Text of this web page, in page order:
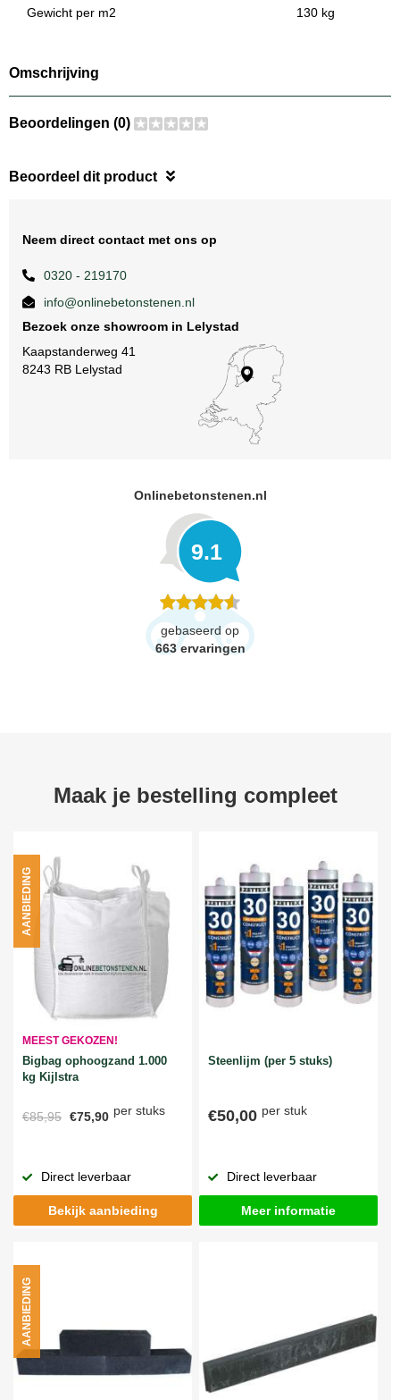
Gewicht per m2 130 kg
Omschrijving
Beoordelingen (0)
Beoordeel dit product
Neem direct contact met ons op
0320 - 219170
info@onlinebetonstenen.nl
Bezoek onze showroom in Lelystad
Kaapstanderweg 41
8243 RB Lelystad
Onlinebetonstenen.nl
9.1
gebaseerd op
663 ervaringen
Maak je bestelling compleet
MEEST GEKOZEN!
Bigbag ophoogzand 1.000
kg Kijlstra
€85,95 €75,90 per stuks
AANBIEDING
Direct leverbaar
Bekijk aanbieding
Steenlijm (per 5 stuks)
€50,00 per stuk
Direct leverbaar
Meer informatie
AANBIEDING